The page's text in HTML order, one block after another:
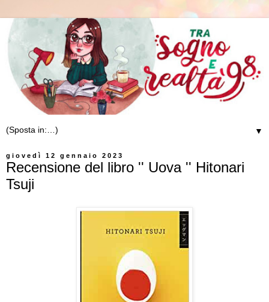
▼
giovedì 12 gennaio 2023
Recensione del libro '' Uova '' Hitonari
Tsuji